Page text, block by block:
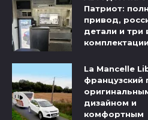
Патриот:
привод,
детали и три
комплектации
La Mancelle
французский
дизайном и
комфортным